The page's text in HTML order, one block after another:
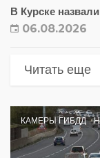
В Курске
06.08.2026
Читать еще
КАМЕРЫ ГИБДД